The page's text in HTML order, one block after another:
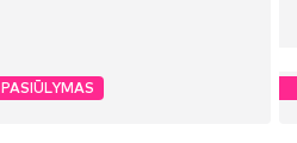
PASIŪLYMAS